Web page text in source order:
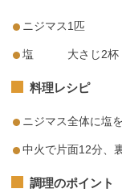
ニジマス1匹
塩 大さじ2杯
料理レシピ
ニジマス全体に塩
中火で片面12分、
調理のポイント